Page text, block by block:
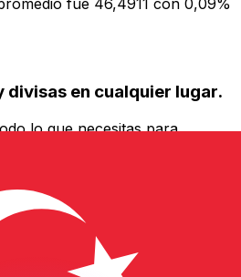
fue 46,4911 con 0,09%
divisas en cualquier lugar.
lo que necesitas para